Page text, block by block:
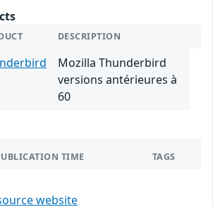
DESCRIPTION
Mozilla Thunderbird
versions antérieures à
60
TIME TAGS
website